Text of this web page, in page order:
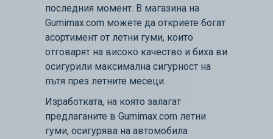
последния момент. В магазина на
Gumimax.com можете да откриете богат
асортимент от летни гуми, които
отговарят на високо качество и биха ви
осигурили максимална сигурност на
пътя през летните месеци.
Изработката, на която залагат
предлаганите в Gumimax.com летни
гуми, осигурява на автомобила